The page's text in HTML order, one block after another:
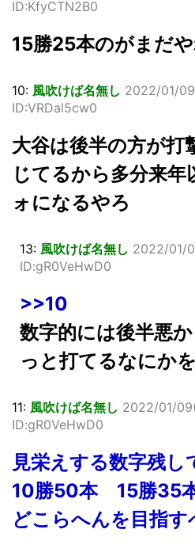
ID:KfyCTN2B0
15勝25本のがまだ
10: 風吹けば名無し 2022/01/
ID:VRDal5cw0
大谷は後半の方が打
じてるから多分来年
ォになるやろ
13: 風吹けば名無し 2022/01/
ID:gR0VeHwD0
>>10
数字的には後半悪
っと打てるなにか
11: 風吹けば名無し 2022/01/
ID:gR0VeHwD0
見栄えする数字残し
10勝50本 15勝35
どこらへんを目指